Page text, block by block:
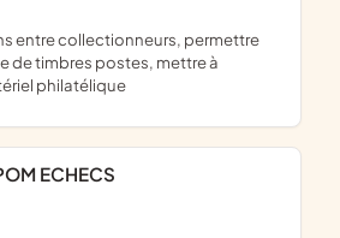
de timbres postes, mettre à
philatélique
ECHECS